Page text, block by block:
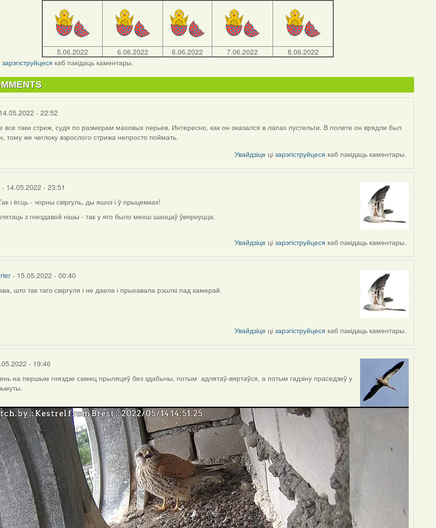
5.06.2022 6.06.2022 6.06.2022 7.06.2022
8.06.2022
зарэгіструйцеся каб пакідаць каментары.
- 22:52
все таки стриж, судя по размерам маховых перьев. Интересно, как он оказался в лапах пустельги. В полете он врядли был
тому же чеглоку взрослого стрижа непросто поймать.
Увайдзіце цізарэгіструйцеся каб пакідаць каментары.
- 14.05.2022 - 23:51
і ёсць - чорны свіргуль, ды яшчэ і ў прыцемках!
з гнездавой нішы - так у яго было менш шанцаў ўвярнуцца.
Увайдзіце цізарэгіструйцеся каб пакідаць каментары.
- 15.05.2022 - 00:40
што так таго свіргуля і не даела і прыхавала рэшткі пад камерай.
Увайдзіце цізарэгіструйцеся каб пакідаць каментары.
- 19:46
на першым гняздзе самец прыляцеў без здабычы, потым адлятаў-вяртаўся, а потым гадзіну праседзеў у